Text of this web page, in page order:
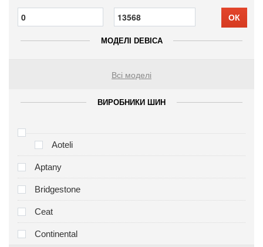
ОК
МОДЕЛІ DEBICA
Всі моделі
ВИРОБНИКИ ШИН
Aoteli
Aptany
Bridgestone
Ceat
Continental